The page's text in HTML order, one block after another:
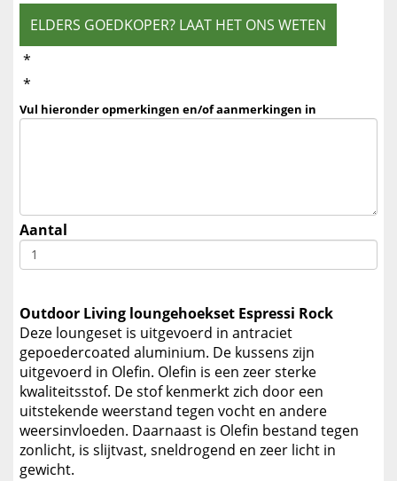
ELDERS GOEDKOPER? LAAT HET ONS WETEN
*
*
Vul hieronder opmerkingen en/of aanmerkingen in
Aantal
Outdoor Living loungehoekset Espressi Rock
Deze loungeset is uitgevoerd in antraciet
gepoedercoated aluminium. De kussens zijn
uitgevoerd in Olefin. Olefin is een zeer sterke
kwaliteitsstof. De stof kenmerkt zich door een
uitstekende weerstand tegen vocht en andere
weersinvloeden. Daarnaast is Olefin bestand tegen
zonlicht, is slijtvast, sneldrogend en zeer licht in
gewicht.